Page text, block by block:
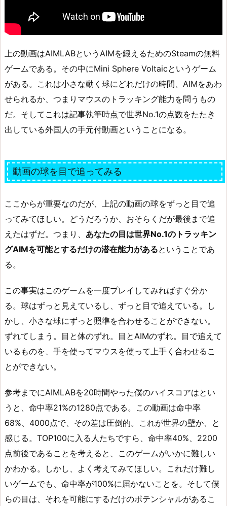
上の動画はAIMLABというAIMを鍛えるためのSteamの無料
ゲームである。その中にMini Sphere Voltaicというゲーム
がある。これは小さな動く球にどれだけの時間、AIMをあわ
せられるか、つまりマウスのトラッキング能力を問うもの
だ。そしてこれは記事執筆時点で世界No.1の点数をたたき
出している外国人の手元付動画ということになる。
動画の球を目で追ってみる
ここからが重要なのだが、上記の動画の球をずっと目で追
ってみてほしい。どうだろうか、おそらくだが最後まで追
えたはずだ。つまり、 あなたの目は世界No.1のトラッキン
グAIMを可能とするだけの潜在能力があるということであ
る。
この事実はこのゲームを一度プレイしてみればすぐ分か
る。球はずっと見えているし、ずっと目で追えている。し
かし、小さな球にずっと照準を合わせることができない。
ずれてしまう。目と体のずれ。目とAIMのずれ。目で追えて
いるものを、手を使ってマウスを使って上手く合わせるこ
とができない。
参考までにAIMLABを20時間やった僕のハイスコアはとい
うと、命中率21%の1280点である。この動画は命中率
68%、4000点で、その差は圧倒的。これが世界の壁か、と
感じる。TOP100に入る人たちですら、命中率40%、2200
点前後であることを考えると、このゲームがいかに難しい
かわかる。しかし、よく考えてみてほしい。これだけ難し
いゲームでも、命中率が100%に届かないことを。そして僕
らの目は、それを可能にするだけのポテンシャルがあるこ